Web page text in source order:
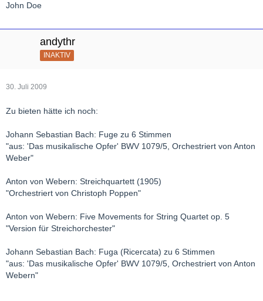
John Doe
andythr
INAKTIV
30. Juli 2009
Zu bieten hätte ich noch:
Johann Sebastian Bach: Fuge zu 6 Stimmen
"aus: 'Das musikalische Opfer' BWV 1079/5, Orchestriert von Anton
Weber"
Anton von Webern: Streichquartett (1905)
"Orchestriert von Christoph Poppen"
Anton von Webern: Five Movements for String Quartet op. 5
"Version für Streichorchester"
Johann Sebastian Bach: Fuga (Ricercata) zu 6 Stimmen
"aus: 'Das musikalische Opfer' BWV 1079/5, Orchestriert von Anton
Webern"